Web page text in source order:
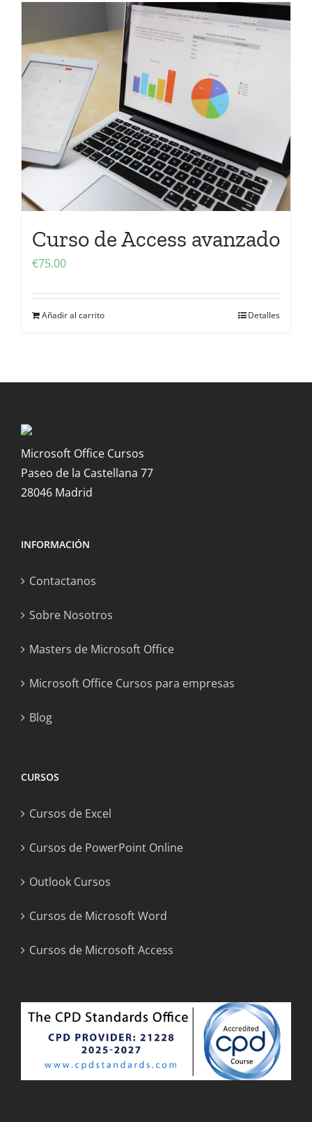
Curso de Access avanzado
€75.00
Añadir al carrito Detalles
Microsoft Office Cursos
Paseo de la Castellana 77
28046 Madrid
INFORMACIÓN
Contactanos
Sobre Nosotros
Masters de Microsoft Office
Microsoft Office Cursos para empresas
Blog
CURSOS
Cursos de Excel
Cursos de PowerPoint Online
Outlook Cursos
Cursos de Microsoft Word
Cursos de Microsoft Access